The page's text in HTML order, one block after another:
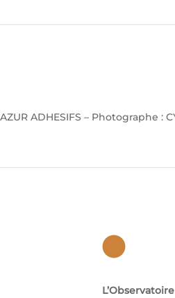
AZUR ADHESIFS – Photographe :